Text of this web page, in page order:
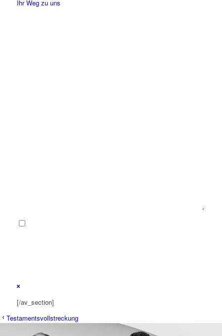
Ihr Weg zu uns
[/av_section]
Testamentsvollstreckung